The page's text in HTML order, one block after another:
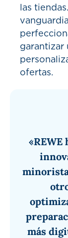
las
garantizar
ofertas.
más